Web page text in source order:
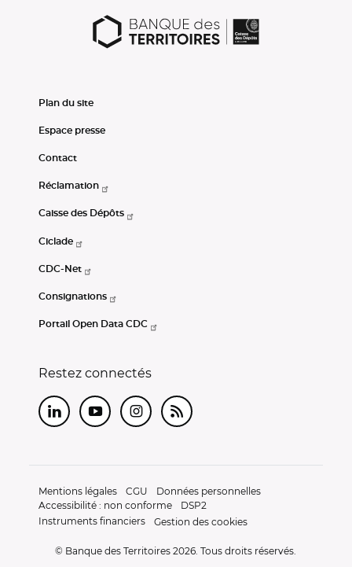
Plan du site
Espace presse
Contact
Réclamation
Caisse des Dépôts
Ciclade
CDC-Net
Consignations
Portail Open Data CDC
Restez connectés
LinkedInYoutubeInstagram
RSS
Mentions légales CGU
Données personnelles
Accessibilité : non conforme
DSP2
Instruments financiers
Gestion des cookies
© Banque des Territoires 2026. Tous droits réservés.